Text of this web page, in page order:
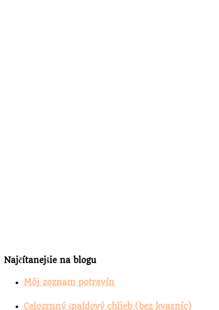
Najčítanejšie na blogu
Môj zoznam potravín
Celozrnný špaldový chlieb (bez kvasníc)